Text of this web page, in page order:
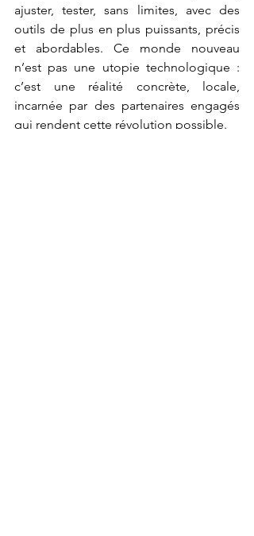
ajuster, tester, sans limites, avec des
outils de plus en plus puissants, précis
et abordables. Ce monde nouveau
n’est pas une utopie technologique :
c’est une réalité concrète, locale,
incarnée par des partenaires engagés
qui rendent cette révolution possible.